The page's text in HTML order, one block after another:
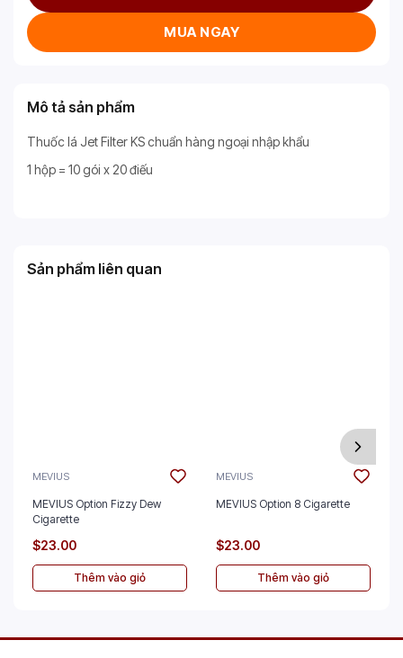
MUA NGAY
Mô tả sản phẩm
Thuốc lá Jet Filter KS chuẩn hàng ngoại nhập khẩu
1 hộp = 10 gói x 20 điếu
Sản phẩm liên quan
MEVIUS
MEVIUS Option Fizzy Dew
Cigarette
$23.00
Thêm vào giỏ
MEVIUS
MEVIUS Option 8 Cigarette
$23.00
Thêm vào giỏ